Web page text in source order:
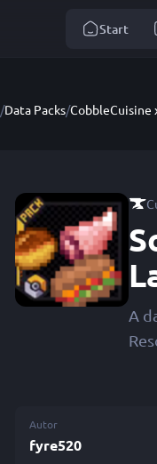
Start
/Data Packs/CobbleCuisine
A
Autor
fyre520